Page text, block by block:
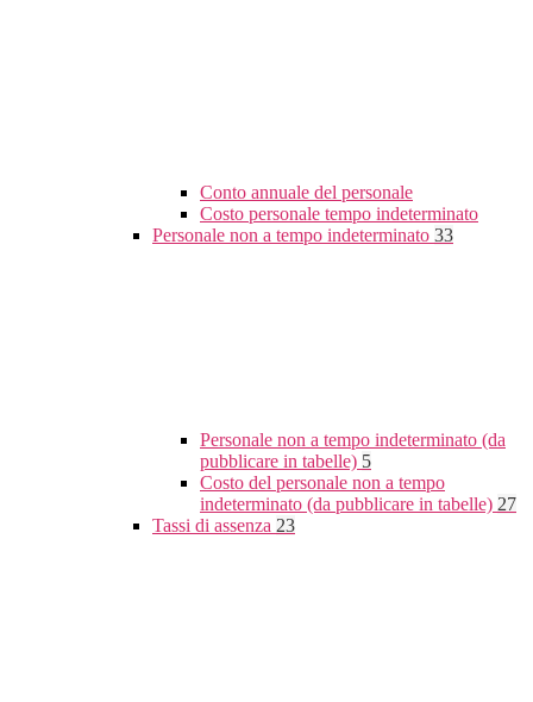
Conto annuale del personale
Costo personale tempo indeterminato
Personale non a tempo indeterminato 33
Personale non a tempo indeterminato (da
pubblicare in tabelle) 5
Costo del personale non a tempo
indeterminato (da pubblicare in tabelle) 27
Tassi di assenza 23